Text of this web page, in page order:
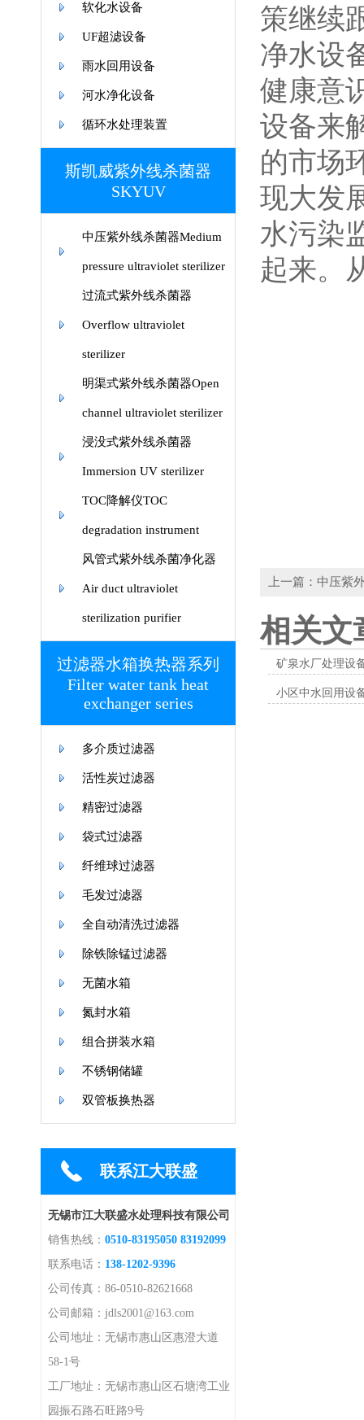
软化水设备
UF超滤设备
雨水回用设备
河水净化设备
循环水处理装置
斯凯威紫外线杀菌器
SKYUV
中压紫外线杀菌器Medium
pressure ultraviolet sterilizer
过流式紫外线杀菌器
Overflow ultraviolet
sterilizer
明渠式紫外线杀菌器Open
channel ultraviolet sterilizer
浸没式紫外线杀菌器
Immersion UV sterilizer
TOC降解仪TOC
degradation instrument
风管式紫外线杀菌净化器
Air duct ultraviolet
sterilization purifier
过滤器水箱换热器系列
Filter water tank heat
exchanger series
多介质过滤器
活性炭过滤器
精密过滤器
袋式过滤器
纤维球过滤器
毛发过滤器
全自动清洗过滤器
除铁除锰过滤器
无菌水箱
氮封水箱
组合拼装水箱
不锈钢储罐
双管板换热器
联系江大联盛
无锡市江大联盛水处理科技有限公司
销售热线： 0510-83195050 83192099
联系电话： 138-1202-9396
公司传真：86-0510-82621668
公司邮箱：jdls2001@163.com
公司地址：无锡市惠山区惠澄大道
58-1号
工厂地址：无锡市惠山区石塘湾工业
园振石路石旺路9号
策继续
净水设
健康意
设备来
的市场
现大发
水污染
起来。
上一篇：中压紫
相关文
矿泉水厂处理设
小区中水回用设